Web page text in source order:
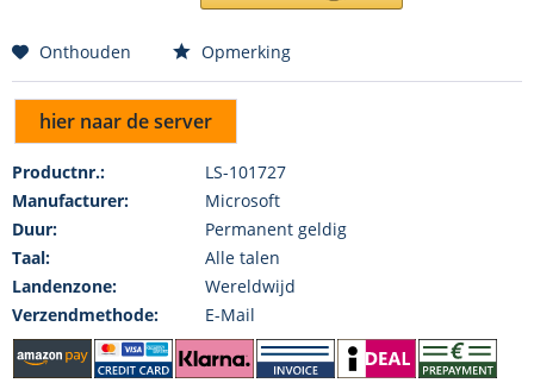
Onthouden Opmerking
hier naar de server
Productnr.:
LS-101727
Manufacturer:
Microsoft
Duur:
Permanent geldig
Taal:
Alle talen
Landenzone:
Wereldwijd
Verzendmethode:
E-Mail